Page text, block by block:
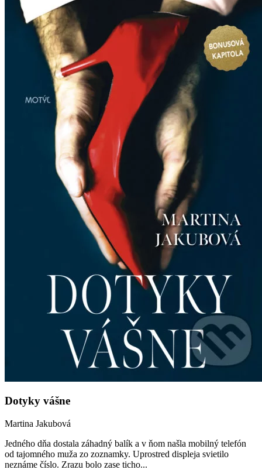
Dotyky vášne
Martina Jakubová
Jedného dňa dostala záhadný balík a v ňom našla mobilný telefón
od tajomného muža zo zoznamky. Uprostred displeja svietilo
neznáme číslo. Zrazu bolo zase ticho...